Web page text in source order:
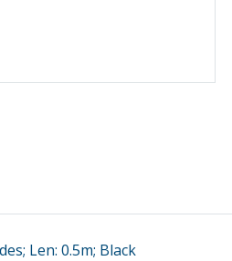
Len: 0.5m; Black